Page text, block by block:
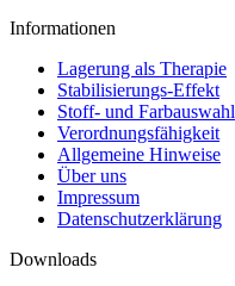
Informationen
Lagerung als Therapie
Stabilisierungs-Effekt
Stoff- und Farbauswahl
Verordnungsfähigkeit
Allgemeine Hinweise
Über uns
Impressum
Datenschutzerklärung
Downloads